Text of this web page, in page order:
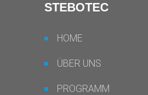
STEBOTEC
HOME
ÜBER UNS
PROGRAMM